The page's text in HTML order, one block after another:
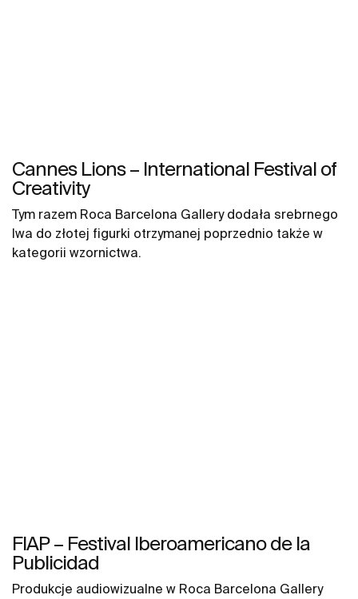
Cannes Lions – International Festival of
Creativity
Tym razem Roca Barcelona Gallery dodała srebrnego
lwa do złotej figurki otrzymanej poprzednio także w
kategorii wzornictwa.
FIAP – Festival Iberoamericano de la
Publicidad
Produkcje audiowizualne w Roca Barcelona Gallery